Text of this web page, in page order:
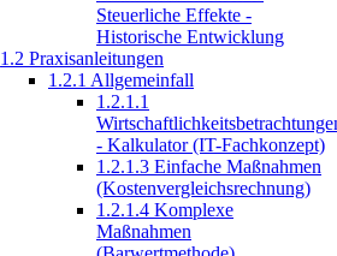
Steuerliche Effekte -
Historische Entwicklung
1.2 Praxisanleitungen
1.2.1 Allgemeinfall
1.2.1.1
- Kalkulator (IT-Fachkonzept)
1.2.1.3 Einfache Maßnahmen
(Kostenvergleichsrechnung)
1.2.1.4 Komplexe
Maßnahmen